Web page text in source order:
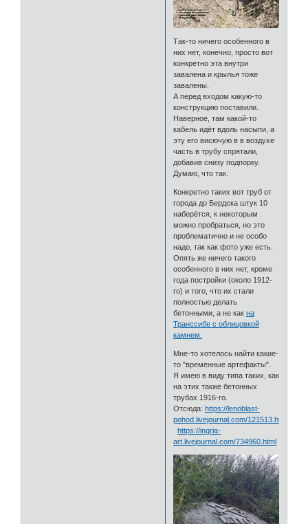
Так-то ничего особенного в
них нет, конечно, просто вот
конкретно эта внутри
завалена и крылья тоже
завалены.
А перед входом какую-то
конструкцию поставили.
Наверное, там какой-то
кабель идёт вдоль насыпи, а
эту его висючую в в воздухе
часть в трубу спрятали,
добавив снизу подпорку.
Думаю, что так.
Конкретно таких вот труб от
города до Бердска штук 10
наберётся, к некоторым
можно пробраться, но это
проблематично и не особо
надо, так как фото уже есть.
Опять же ничего такого
особенного в них нет, кроме
года постройки (около 1912-
го) и того, что их стали
полностью делать
бетонными, а не какна
Транссибе с облицовкой
камнем.
Мне-то хотелось найти какие-
то "временные артефакты".
Я имею в виду типа таких, как
на этих также бетонных
трубах 1916-го.
Отсюда: https://lenoblast-
pohod.livejournal.com/121513.html
https://ingria-
art.livejournal.com/734960.html